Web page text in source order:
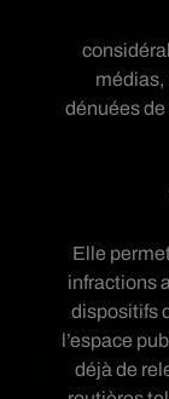
médias,
dénuées
Elle
infractions
dispositifs
l’espace
déjà de